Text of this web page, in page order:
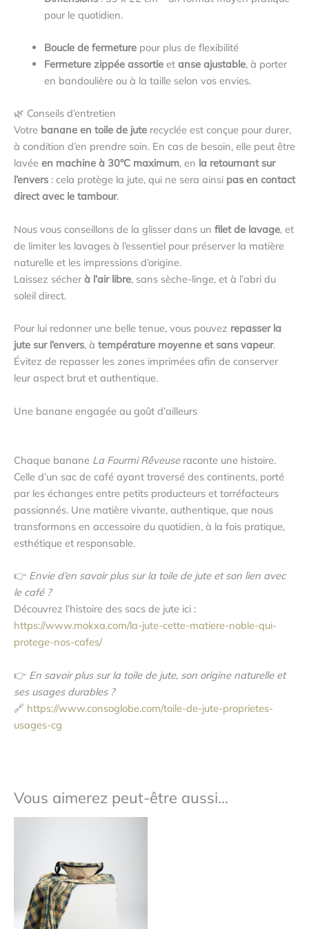
pour le quotidien.
Boucle de fermeturepour plus de flexibilité
Fermeture zippée assortieet anse ajustable, à porter
en bandoulière ou à la taille selon vos envies.
🌿 Conseils d’entretien
Votre banane en toile de jute recyclée est conçue pour durer,
à condition d’en prendre soin. En cas de besoin, elle peut être
lavée en machine à 30°C maximum, en la retournant sur
l’envers : cela protège la jute, qui ne sera ainsi pas en contact
direct avec le tambour.
Nous vous conseillons de la glisser dans un filet de lavage, et
de limiter les lavages à l’essentiel pour préserver la matière
naturelle et les impressions d’origine.
Laissez sécher à l’air libre, sans sèche-linge, et à l’abri du
soleil direct.
Pour lui redonner une belle tenue, vous pouvez repasser la
jute sur l’envers, à température moyenne et sans vapeur.
Évitez de repasser les zones imprimées afin de conserver
leur aspect brut et authentique.
Une banane engagée au goût d’ailleurs
Chaque banane La Fourmi Rêveuseraconte une histoire.
Celle d’un sac de café ayant traversé des continents, porté
par les échanges entre petits producteurs et torréfacteurs
passionnés. Une matière vivante, authentique, que nous
transformons en accessoire du quotidien, à la fois pratique,
esthétique et responsable.
👉 Envie d’en savoir plus sur la toile de jute et son lien avec
le café ?
Découvrez l’histoire des sacs de jute ici :
https://www.mokxa.com/la-jute-cette-matiere-noble-qui-
protege-nos-cafes/
👉 En savoir plus sur la toile de jute, son origine naturelle et
ses usages durables ?
🔗 https://www.consoglobe.com/toile-de-jute-proprietes-
usages-cg
Vous aimerez peut-être aussi…